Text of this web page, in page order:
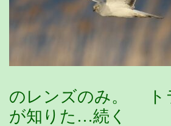
のレンズのみ。 ト
が知りた…続く